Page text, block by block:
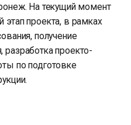
На текущий момент
этап проекта, в рамках
получение
проекто-
по подготовке